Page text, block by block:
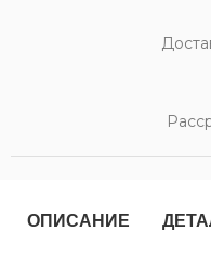
ОПИСАНИЕ